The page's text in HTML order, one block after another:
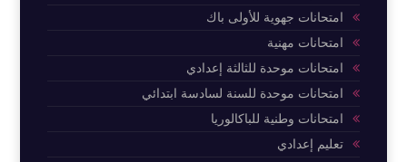
امتحانات جهوية للأولى باك
امتحانات مهنية
امتحانات موحدة للثالثة إعدادي
امتحانات موحدة للسنة لسادسة ابتدائي
امتحانات وطنية للباكالوريا
تعليم إعدادي